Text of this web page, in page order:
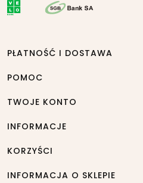
PŁATNOŚĆ I DOSTAWA
POMOC
TWOJE KONTO
INFORMACJE
KORZYŚCI
INFORMACJA O SKLEPIE